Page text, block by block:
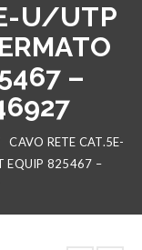
U/UTP
–
CAVO RETE CAT.5E-
EQUIP 825467 –